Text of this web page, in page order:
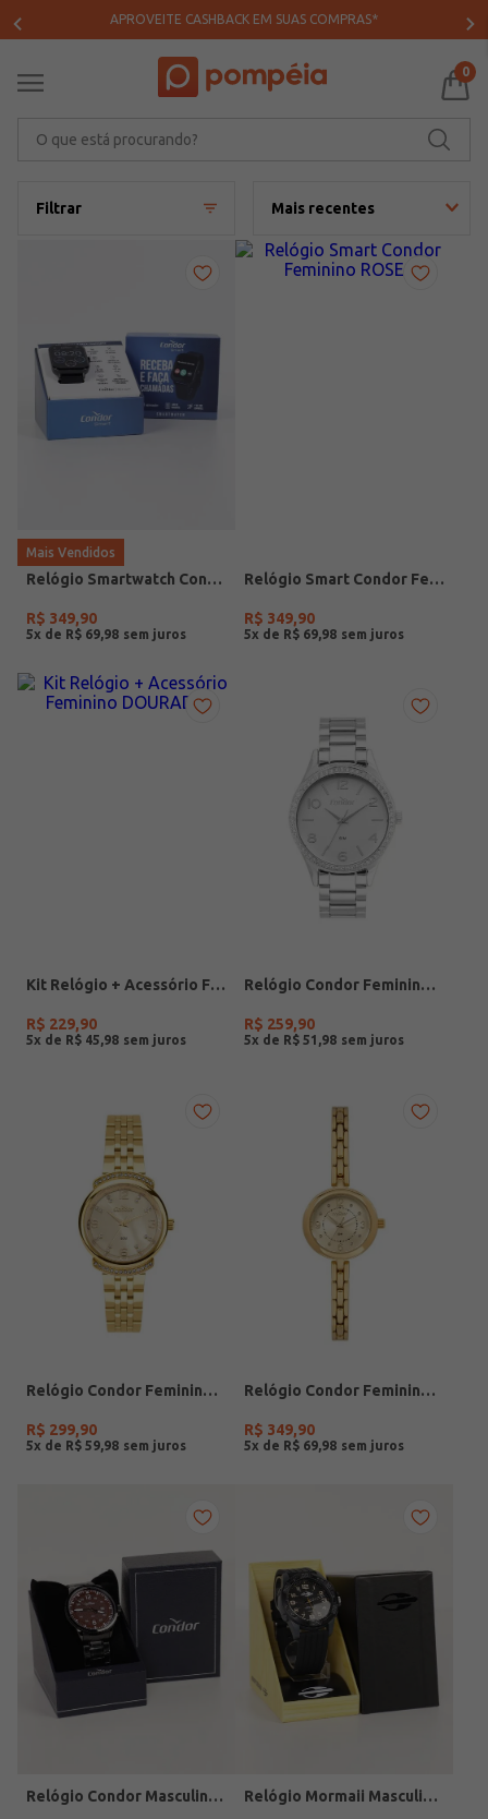
APROVEITE CASHBACK EM SUAS COMPRAS*
0
Filtrar Mais recentes
Mais Vendidos
Relógio Smartwatch Condor PRETO
R$ 349,90
5x de R$ 69 98
Relógio Smart Condor Feminino ROSE
R$ 349,90
5x de R$ 69 98
Kit Relógio + Acessório Feminino DOURADO
R$ 229,90
5x de R$ 45 98
Relógio Condor Feminino PRATA
R$ 259,90
5x de R$ 51 98
Relógio Condor Feminino DOURADO
R$ 299,90
5x de R$ 59 98
Relógio Condor Feminino DOURADO
R$ 349,90
5x de R$ 69 98
Relógio Condor Masculino PRETO Relógio Mormaii Masculino PRETO